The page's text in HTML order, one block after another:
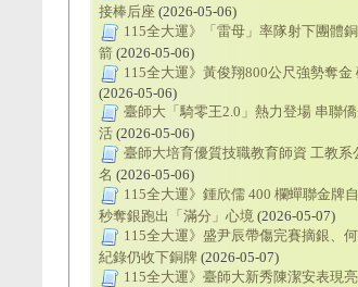
接棒后座 (2026-05-06)
115全大運》「雷母」率隊射下團體
箭 (2026-05-06)
115全大運》黃俊翔800公尺強勢奪
(2026-05-06)
臺師大「騎零王2.0」熱力登場 串聯
活 (2026-05-06)
臺師大培育優質技職教育師資 工教系
名 (2026-05-06)
115全大運》鍾欣儒 400 欄蟬聯金牌
秒奪銀跑出「滿分」心境 (2026-05-07)
115全大運》盛尹辰帶傷完賽摘銀、
紀錄仍收下銅牌 (2026-05-07)
115全大運》臺師大新秀陳潔安表現